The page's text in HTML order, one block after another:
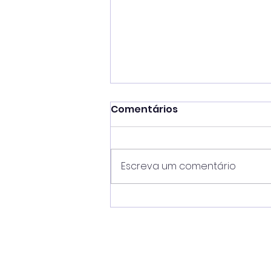
Gestão Toninho Colucci
Comentários
Escreva um comentário